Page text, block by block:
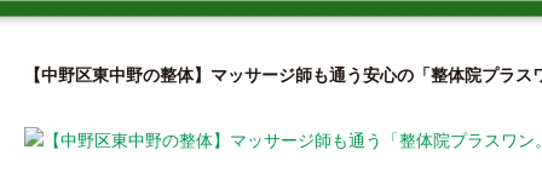
【中野区東中野の整体】マッサージ師も通う安心の「整体院プラス